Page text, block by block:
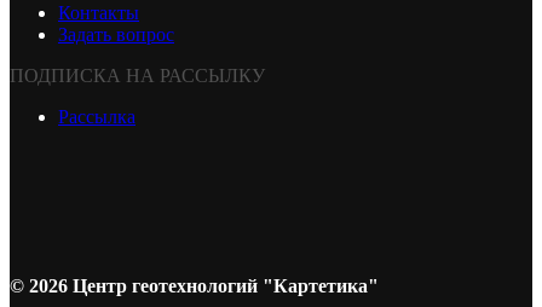
Контакты
Задать вопрос
ПОДПИСКА НА РАССЫЛКУ
Рассылка
© 2026 Центр геотехнологий "Картетика"